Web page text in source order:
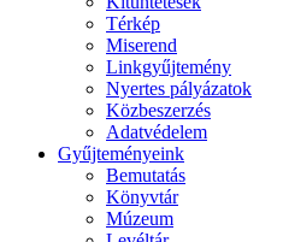
Térkép
Miserend
Linkgyűjtemény
Nyertes pályázatok
Közbeszerzés
Adatvédelem
Gyűjteményeink
Bemutatás
Könyvtár
Múzeum